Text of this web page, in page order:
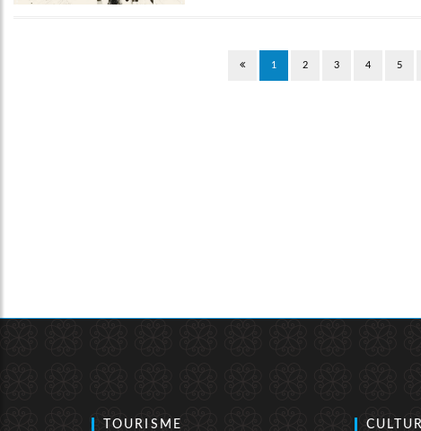
1 2 3 4 5
TOURISME